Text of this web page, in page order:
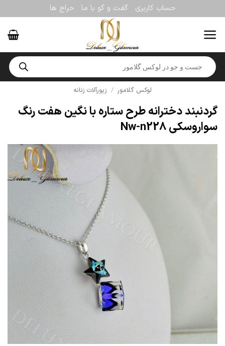
to
content
حساب کاربری گفت و گو با ما حراج ها
Products
search
لوکس گلامور / زیورآلات زنانه
گردنبند دخترانه طرح ستاره با نگین هفت رنگ
سواروسکی Nw-n228